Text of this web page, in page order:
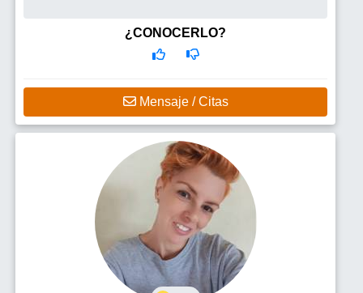
¿CONOCERLO?
Mensaje / Citas